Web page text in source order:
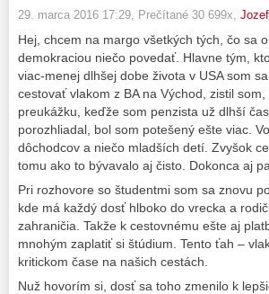
29. marca 2016 17:29 , Prečítané 30 699x,
Hej, chcem na margo všetkých tých, čo sa
demokraciou niečo povedať. Hlavne tým,
viac-menej dlhšej dobe života v USA som
cestovať vlakom z BA na Východ, zistil
preukážku, keďže som penzista už dlhší
porozhliadal, bol som potešený ešte viac.
dôchodcov a niečo mladších detí. Zvyšok
tomu ako to bývavalo aj čisto. Dokonca aj
Pri rozhovore so študentmi som sa znovu
kde má každý dosť hlboko do vrecka a
zahraničia. Takže k cestovnému ešte aj
mnohým zaplatiť si štúdium. Tento ťah –
kritickom čase na našich cestách.
Nuž hovorím si, dosť sa toho zmenilo k